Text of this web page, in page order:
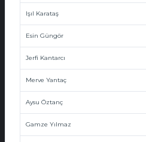
Işıl Karataş
Esin Güngör
Jerfi Kantarcı
Merve Yantaç
Aysu Öztanç
Gamze Yılmaz